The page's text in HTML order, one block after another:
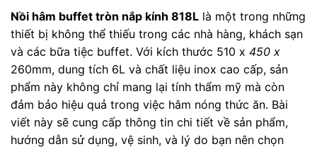
Nồi hâm buffet tròn nắp kính 818L là một trong những
thiết bị không thể thiếu trong các nhà hàng, khách sạn
và các bữa tiệc buffet. Với kích thước 510 x 450 x
260mm, dung tích 6L và chất liệu inox cao cấp, sản
phẩm này không chỉ mang lại tính thẩm mỹ mà còn
đảm bảo hiệu quả trong việc hâm nóng thức ăn. Bài
viết này sẽ cung cấp thông tin chi tiết về sản phẩm,
hướng dẫn sử dụng, vệ sinh, và lý do bạn nên chọn